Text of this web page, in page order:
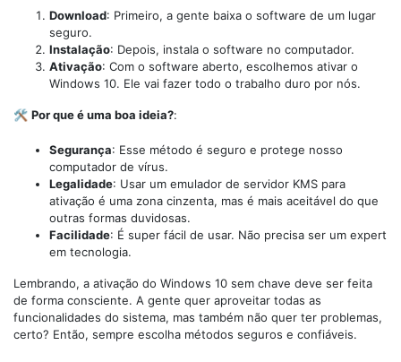
Download: Primeiro, a gente baixa o software de um lugar
seguro.
Instalação: Depois, instala o software no computador.
Ativação: Com o software aberto, escolhemos ativar o
Windows 10. Ele vai fazer todo o trabalho duro por nós.
🛠 Por que é uma boa ideia?:
Segurança: Esse método é seguro e protege nosso
computador de vírus.
Legalidade: Usar um emulador de servidor KMS para
ativação é uma zona cinzenta, mas é mais aceitável do que
outras formas duvidosas.
Facilidade: É super fácil de usar. Não precisa ser um expert
em tecnologia.
Lembrando, a ativação do Windows 10 sem chave deve ser feita
de forma consciente. A gente quer aproveitar todas as
funcionalidades do sistema, mas também não quer ter problemas,
certo? Então, sempre escolha métodos seguros e confiáveis.